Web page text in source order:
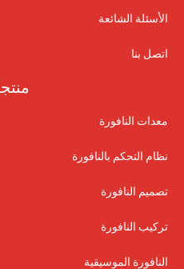
الأسئلة الشائعة
اتصل بنا
معدات النافورة
نظام التحكم بالنافورة
تصميم النافورة
تركيب النافورة
النافورة الموسيقية